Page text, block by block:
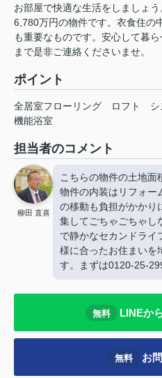
お部屋で快適な生活をしましょ
6,780万円の物件です。衣食住の
も重要なものです。安心して暮
まで是非ご連絡くださいませ。
ポイント
全居室フローリング ロフト
機能浴室
担当者のコメント
柳田 直喜
こちらの物件の土地
物件の内装はリフォー
の移動も負担がかかり
集してごちゃごちゃし
で静かなセカンドライ
様に合ったお住まいを
す。まずは0120-25-
無料 LINEか
無料 お